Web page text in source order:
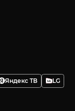
Яндекс ТВ
LG